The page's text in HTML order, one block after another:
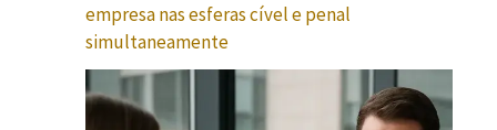
empresa nas esferas cível e penal
simultaneamente